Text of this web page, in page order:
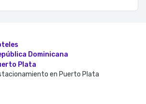
Dominicana
Plata
en Puerto Plata